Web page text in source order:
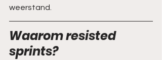
weerstand.
Waarom resisted
sprints?